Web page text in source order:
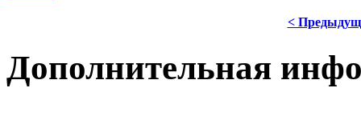
<
Дополнительная